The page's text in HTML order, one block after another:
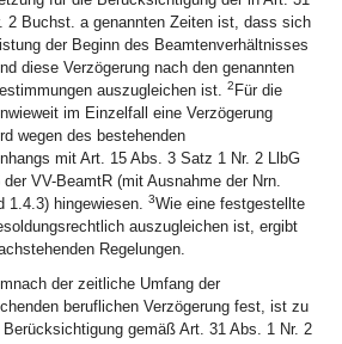
2 Buchst. a genannten Zeiten ist, dass sich
der Beginn des Beamtenverhältnisses
diese Verzögerung nach den genannten
auszugleichen ist. 2 Für die
im Einzelfall eine Verzögerung
wegen des bestehenden
mit Art. 15 Abs. 3 Satz 1 Nr. 2 LlbG
VV-BeamtR (mit Ausnahme der Nrn.
1.4.3) hingewiesen. 3Wie eine festgestellte
auszugleichen ist, ergibt
Regelungen.
der zeitliche Umfang der
beruflichen Verzögerung fest, ist zu
gemäß Art. 31 Abs. 1 Nr. 2